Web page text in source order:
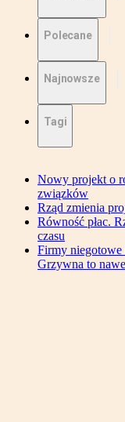
Polecane
Najnowsze
Tagi
Nowy projekt o
związków
Rząd zmienia
Równość płac.
czasu
Firmy niegotowe
Grzywna to